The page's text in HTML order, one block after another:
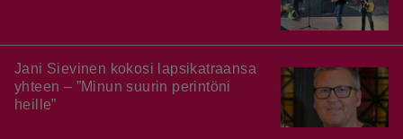
Jani Sievinen kokosi lapsikatraansa
yhteen – ”Minun suurin perintöni
heille”